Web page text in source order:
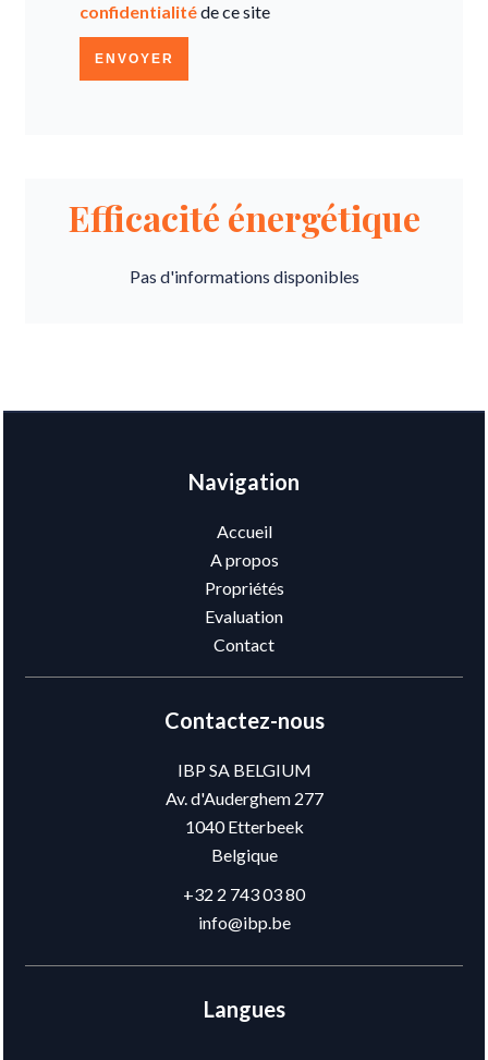
confidentialitéde ce site
ENVOYER
Efficacité énergétique
Pas d'informations disponibles
Navigation
Accueil
A propos
Propriétés
Evaluation
Contact
Contactez-nous
IBP SA BELGIUM
Av. d'Auderghem 277
1040Etterbeek
Belgique
+32 2 743 03 80
info@ibp.be
Langues